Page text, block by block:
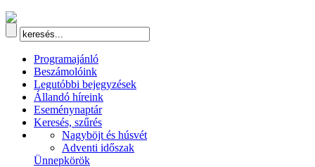
Programajánló
Beszámolóink
Legutóbbi bejegyzések
Állandó híreink
Eseménynaptár
Keresés, szűrés
Nagyböjt és húsvét
Adventi időszak
Ünnepkörök